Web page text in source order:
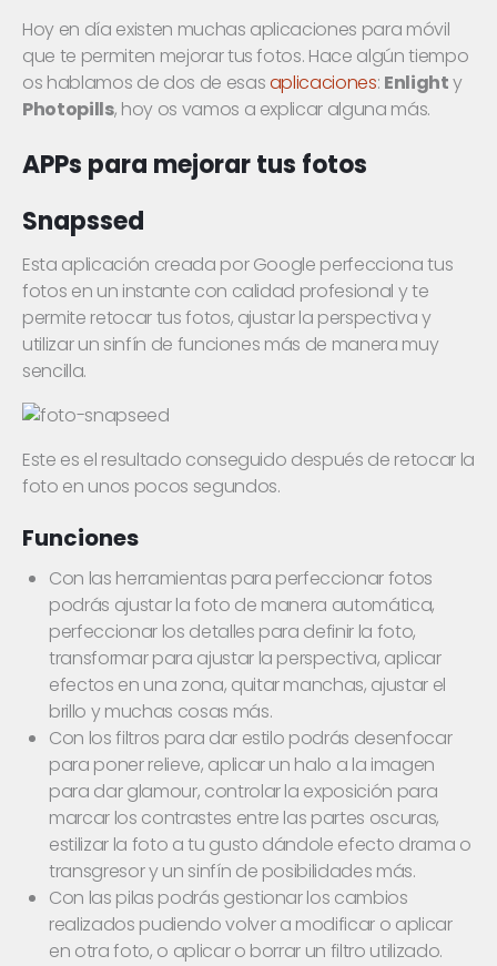
Hoy en día existen muchas aplicaciones para móvil
que te permiten mejorar tus fotos. Hace algún tiempo
os hablamos de dos de esasaplicaciones: Enlighty
Photopills, hoy os vamos a explicar alguna más.
APPs para mejorar tus fotos
Snapssed
Esta aplicación creada por Google perfecciona tus
fotos en un instante con calidad profesional y te
permite retocar tus fotos, ajustar la perspectiva y
utilizar un sinfín de funciones más de manera muy
sencilla.
Este es el resultado conseguido después de retocar la
foto en unos pocos segundos.
Funciones
Con las herramientas para perfeccionar fotos
podrás ajustar la foto de manera automática,
perfeccionar los detalles para definir la foto,
transformar para ajustar la perspectiva, aplicar
efectos en una zona, quitar manchas, ajustar el
brillo y muchas cosas más.
Con los filtros para dar estilo podrás desenfocar
para poner relieve, aplicar un halo a la imagen
para dar glamour, controlar la exposición para
marcar los contrastes entre las partes oscuras,
estilizar la foto a tu gusto dándole efecto drama o
transgresor y un sinfín de posibilidades más.
Con las pilas podrás gestionar los cambios
realizados pudiendo volver a modificar o aplicar
en otra foto, o aplicar o borrar un filtro utilizado.